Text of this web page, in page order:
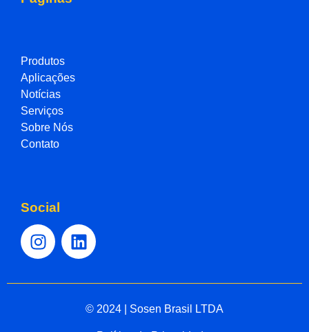
Produtos
Aplicações
Notícias
Serviços
Sobre Nós
Contato
Social
© 2024 | Sosen Brasil LTDA